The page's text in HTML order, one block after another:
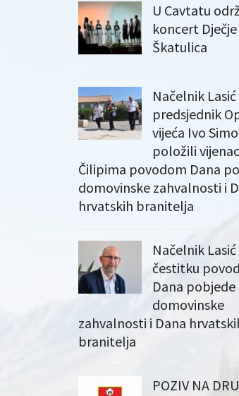
U Cavtatu
koncert
Škatulica
Načelnik Lasić
predsjednik
vijeća Ivo
položili
Čilipima povodom Dana
domovinske zahvalnosti i
hrvatskih branitelja
Načelnik
čestitku
Dana pobjede
domovinske
zahvalnosti i Dana
branitelja
POZIV NA